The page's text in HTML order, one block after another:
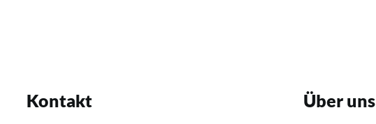
Kontakt Über uns